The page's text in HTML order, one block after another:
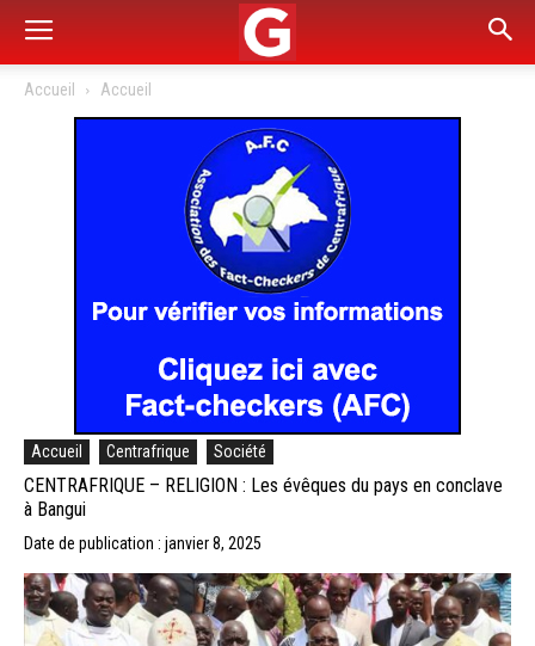
Accueil Accueil
Accueil Centrafrique Société
CENTRAFRIQUE – RELIGION : Les évêques du pays en conclave
à Bangui
Date de publication : janvier 8, 2025